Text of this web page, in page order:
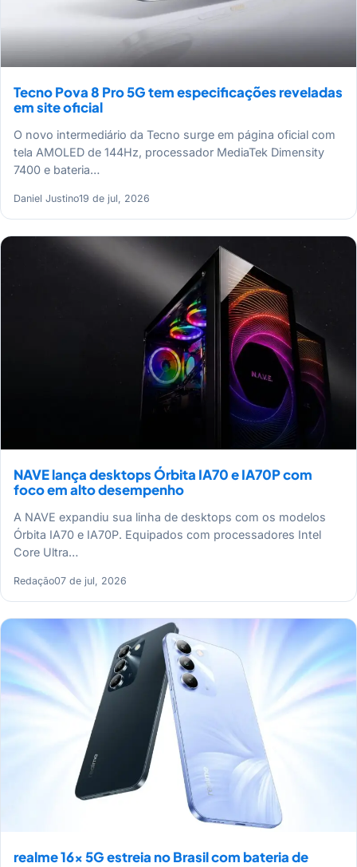
Tecno Pova 8 Pro 5G tem especificações reveladas
em site oficial
O novo intermediário da Tecno surge em página oficial com
tela AMOLED de 144Hz, processador MediaTek Dimensity
7400 e bateria…
Daniel Justino19 de jul, 2026
NAVE lança desktops Órbita IA70 e IA70P com
foco em alto desempenho
A NAVE expandiu sua linha de desktops com os modelos
Órbita IA70 e IA70P. Equipados com processadores Intel
Core Ultra…
Redação07 de jul, 2026
realme 16x 5G estreia no Brasil com bateria de